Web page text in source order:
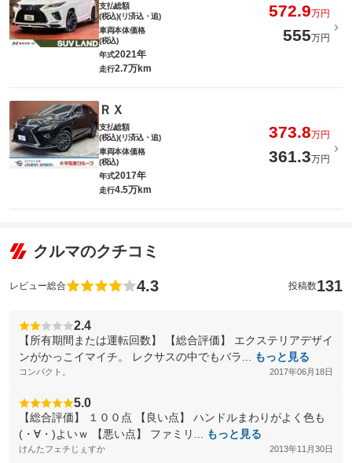
支払総額
(税込)(リ済込・追)
572.9万円
車両本体価格
(税込)
555万円
年式2021年
走行2.7万km
ＲＸ
支払総額
(税込)(リ済込・追)
373.8万円
車両本体価格
(税込)
361.3万円
年式2017年
走行4.5万km
クルマのクチコミ
レビュー総合 4.3 投稿数131
2.4
【所有期間または運転回数】 【総合評価】 エクステリアデザイ
ンがかっこイマイチ。 レクサスの中でもバラ...
もっと見る
コンパクト。 2017年06月18日
5.0
【総合評価】 １００点 【良い点】 ハンドルまわりがよく色も
(・∀・)よいｗ 【悪い点】 ファミリ...
もっと見る
けんたフェチじぇすか 2013年11月30日